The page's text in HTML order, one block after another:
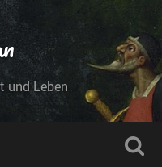
und Leben